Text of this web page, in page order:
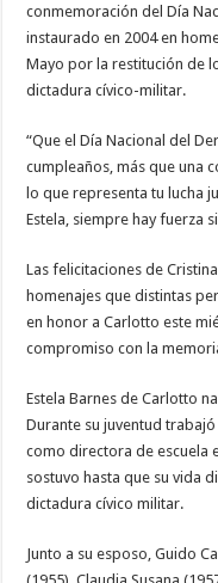
conmemoración del Día
instaurado en 2004 en
Mayo por la restitución de
dictadura cívico-militar.
“Que el Día Nacional del
cumpleaños, más que una
lo que representa tu lucha
Estela, siempre hay fuerza
Las felicitaciones de
homenajes que distintas
en honor a Carlotto este
compromiso con la
Estela Barnes de Carlotto
Durante su juventud
como directora de escuela
sostuvo hasta que su vida
dictadura cívico militar.
Junto a su esposo, Guido